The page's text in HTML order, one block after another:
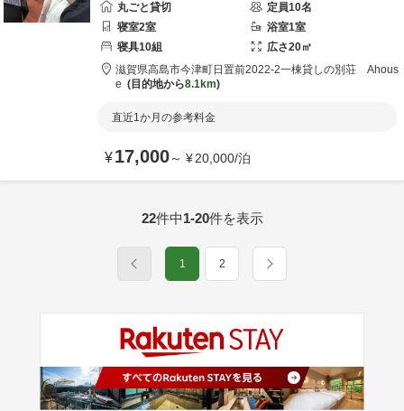
丸ごと貸切 定員10名
寝室2室 浴室1室
寝具10組 広さ20㎡
滋賀県高島市今津町日置前2022-2一棟貸しの別荘 Ahous
e
目的地から8.1km
直近1か月の参考料金
¥17,000～ ¥20,000/泊
22件中1-20件を表示
1 2